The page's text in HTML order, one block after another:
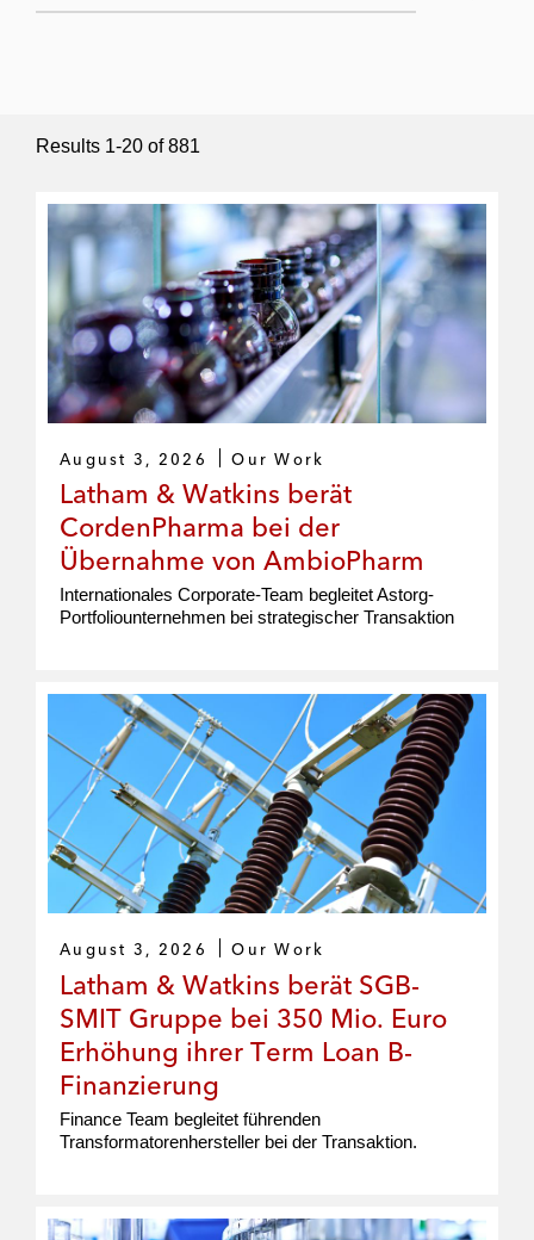
Results 1-20 of881
August 3, 2026 Our Work
Latham & Watkins berät
CordenPharma bei der
Übernahme von AmbioPharm
Internationales Corporate-Team begleitet Astorg-
Portfoliounternehmen bei strategischer Transaktion
August 3, 2026 Our Work
Latham & Watkins berät SGB-
SMIT Gruppe bei 350 Mio. Euro
Erhöhung ihrer Term Loan B-
Finanzierung
Finance Team begleitet führenden
Transformatorenhersteller bei der Transaktion.